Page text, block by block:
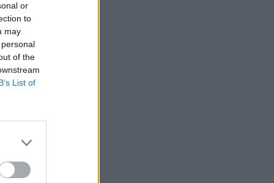
or
to
may
of the
List of